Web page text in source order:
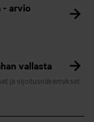
- arvio
vallasta
ja sijoitusnäkemykset